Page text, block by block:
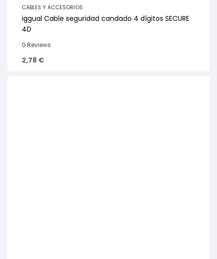
CABLES Y ACCESORIOS
iggual Cable seguridad candado 4 dígitos SECURE
4D
0 Reviews
2,78 €